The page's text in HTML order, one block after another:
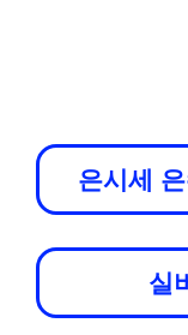
은시세
실